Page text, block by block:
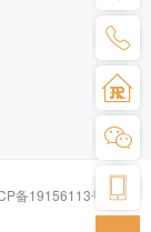
备19156113号